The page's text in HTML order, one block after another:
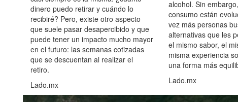
dinero puedo retirar y cuándo lo
recibiré? Pero, existe otro aspecto
que suele pasar desapercibido y que
puede tener un impacto mucho mayor
en el futuro: las semanas cotizadas
que se descuentan al realizar el
retiro.
Lado.mx
alcohol. Sin
consumo están
vez más personas
alternativas que les
el mismo sabor, el
misma experiencia
una forma más
Lado.mx